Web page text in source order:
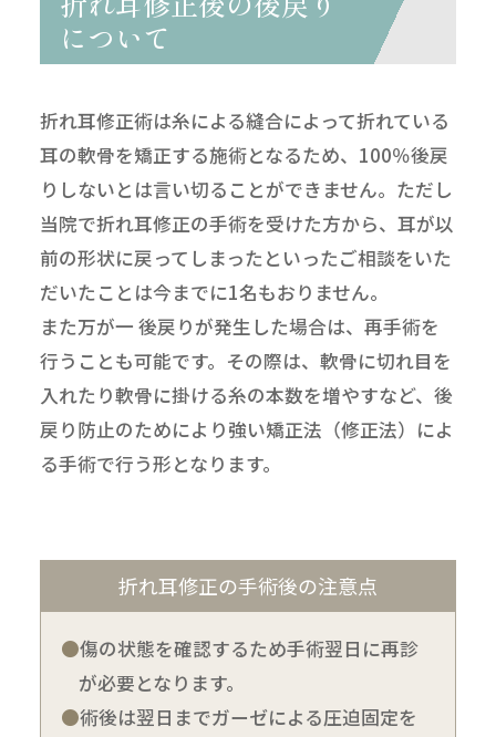
について
折れ耳修正術は糸による縫合によって折れている
耳の軟骨を矯正する施術となるため、100％後戻
りしないとは言い切ることができません。ただし
当院で折れ耳修正の手術を受けた方から、耳が以
前の形状に戻ってしまったといったご相談をいた
だいたことは今までに1名もおりません。
また万が一 後戻りが発生した場合は、再手術を
行うことも可能です。その際は、軟骨に切れ目を
入れたり軟骨に掛ける糸の本数を増やすなど、後
戻り防止のためにより強い矯正法（修正法）によ
る手術で行う形となります。
折れ耳修正の手術後の注意点
傷の状態を確認するため手術翌日に再診
が必要となります。
術後は翌日までガーゼによる圧迫固定を